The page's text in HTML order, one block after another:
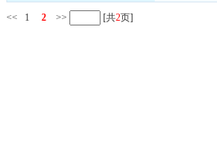
<< 1 2 >> [共2页]